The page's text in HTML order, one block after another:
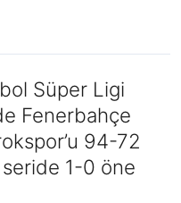
Süper Ligi
Fenerbahçe
94-72
1-0 öne